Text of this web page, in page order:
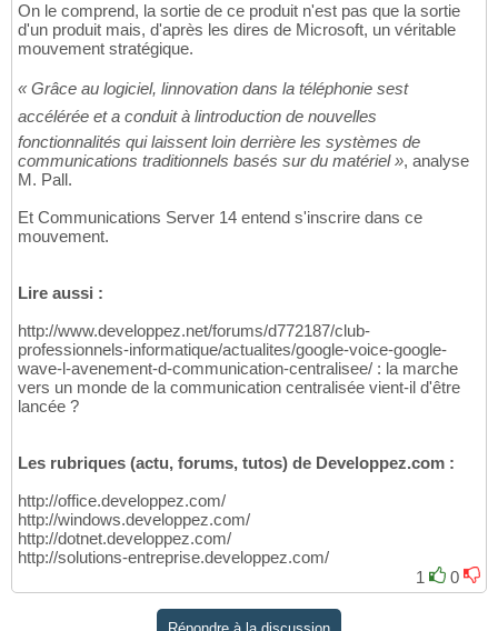
On le comprend, la sortie de ce produit n'est pas que la sortie
d'un produit mais, d'après les dires de Microsoft, un véritable
mouvement stratégique.
« Grâce au logiciel, linnovation dans la téléphonie sest
accélérée et a conduit à lintroduction de nouvelles
fonctionnalités qui laissent loin derrière les systèmes de
communications traditionnels basés sur du matériel », analyse
M. Pall.
Et Communications Server 14 entend s'inscrire dans ce
mouvement.
Lire aussi :
http://www.developpez.net/forums/d772187/club-
professionnels-informatique/actualites/google-voice-google-
wave-l-avenement-d-communication-centralisee/ : la marche
vers un monde de la communication centralisée vient-il d'être
lancée ?
Les rubriques (actu, forums, tutos) de Developpez.com :
http://office.developpez.com/
http://windows.developpez.com/
http://dotnet.developpez.com/
http://solutions-entreprise.developpez.com/
1
0